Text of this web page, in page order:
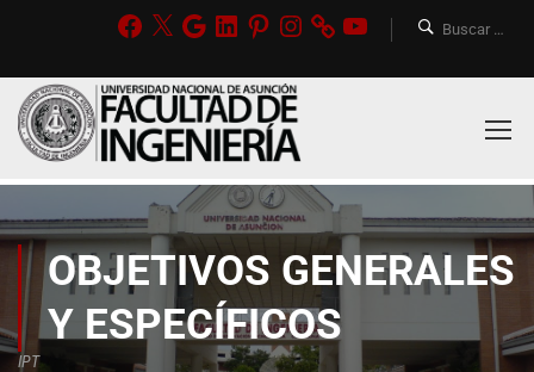
OBJETIVOS GENERALES
Y ESPECÍFICOS
IPT